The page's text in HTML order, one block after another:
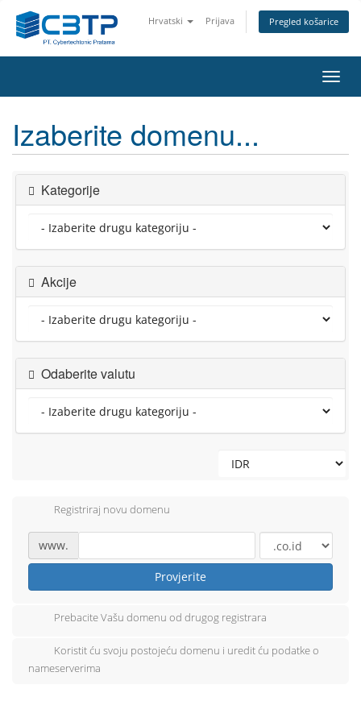
Hrvatski Prijava Pregled košarice
Izaberite domenu...
Kategorije
Akcije
Odaberite valutu
Registriraj novu domenu
www.
Provjerite
Prebacite Vašu domenu od drugog registrara
Koristit ću svoju postojeću domenu i uredit ću podatke o
nameserverima